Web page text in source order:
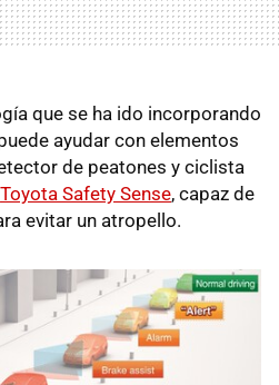
que se ha ido incorporando
ayudar con elementos
de peatones y ciclista
Toyota Safety Sense, capaz de
evitar un atropello.